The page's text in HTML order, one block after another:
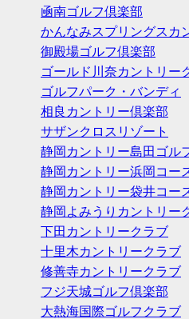
凾南ゴルフ倶楽部
かんなみスプリングスカ
御殿場ゴルフ倶楽部
ゴールド川奈カントリー
ゴルフパーク・バンディ
相良カントリー倶楽部
サザンクロスリゾート
静岡カントリー島田ゴル
静岡カントリー浜岡コー
静岡カントリー袋井コー
静岡よみうりカントリー
下田カントリークラブ
十里木カントリークラブ
修善寺カントリークラブ
フジ天城ゴルフ倶楽部
大熱海国際ゴルフクラブ